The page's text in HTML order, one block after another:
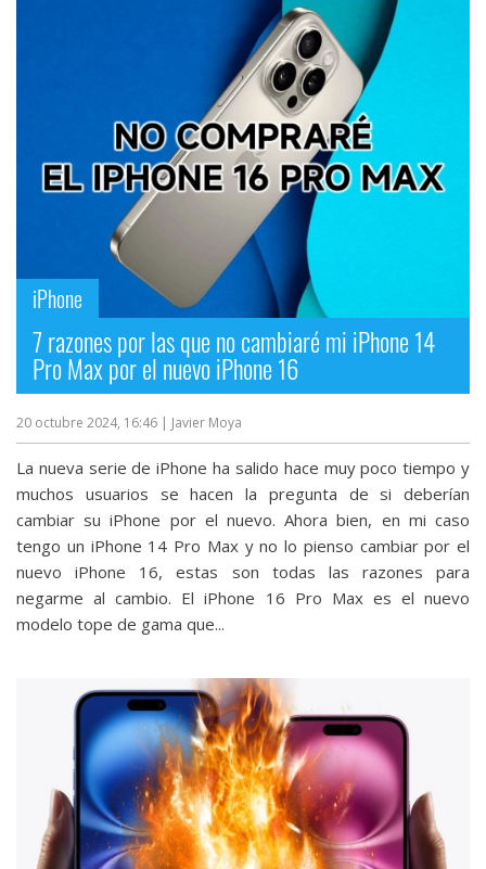
iPhone
7 razones por las que no cambiaré mi iPhone 14
Pro Max por el nuevo iPhone 16
20 octubre 2024, 16:46 | Javier Moya
La nueva serie de iPhone ha salido hace muy poco tiempo y
muchos usuarios se hacen la pregunta de si deberían
cambiar su iPhone por el nuevo. Ahora bien, en mi caso
tengo un iPhone 14 Pro Max y no lo pienso cambiar por el
nuevo iPhone 16, estas son todas las razones para
negarme al cambio. El iPhone 16 Pro Max es el nuevo
modelo tope de gama que...